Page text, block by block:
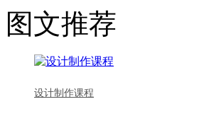
图文推荐
设计制作课程